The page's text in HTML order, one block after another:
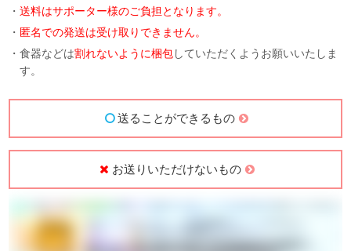
・送料はサポーター様のご負担となります。
・ 匿名での発送は受け取りできません。
・食器などは割れないように梱包していただくようお願いいたしま
す。
送ることができるもの
お送りいただけないもの